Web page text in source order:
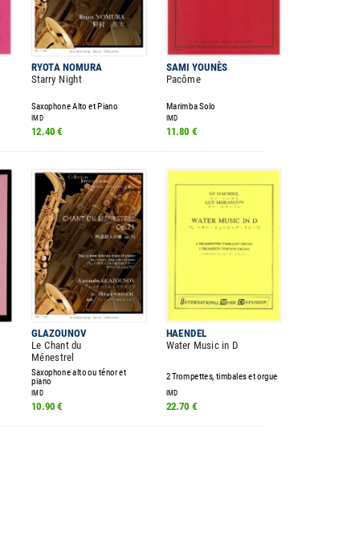
RYOTA NOMURA
SAMI YOUNÈS
Starry Night Pacôme
Saxophone Alto et Piano Marimba Solo
IMD IMD
12.40 € 11.80 €
GLAZOUNOV
HAENDEL
Le Chant du
Ménestrel
Water Music in D
Saxophone alto ou ténor et
piano
2 Trompettes, timbales et orgue
IMD IMD
10.90 € 22.70 €